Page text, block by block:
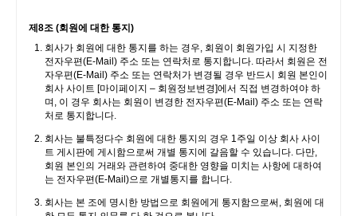
제8조 (회원에 대한 통지)
회사가 회원에 대한 통지를 하는 경우, 회원이 회원가입 시 지정한
전자우편(E-Mail) 주소 또는 연락처로 통지합니다. 따라서 회원은 전
자우편(E-Mail) 주소 또는 연락처가 변경될 경우 반드시 회원 본인이
회사 사이트 [마이페이지 – 회원정보변경]에서 직접 변경하여야 하
며, 이 경우 회사는 회원이 변경한 전자우편(E-Mail) 주소 또는 연락
처로 통지합니다.
회사는 불특정다수 회원에 대한 통지의 경우 1주일 이상 회사 사이
트 게시판에 게시함으로써 개별 통지에 갈음할 수 있습니다. 다만,
회원 본인의 거래와 관련하여 중대한 영향을 미치는 사항에 대하여
는 전자우편(E-Mail)으로 개별통지를 합니다.
회사는 본 조에 명시한 방법으로 회원에게 통지함으로써, 회원에 대